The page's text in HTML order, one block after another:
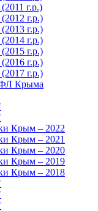
г.р.)
г.р.)
г.р.)
г.р.)
г.р.)
г.р.)
г.р.)
Крыма
Крым – 2022
Крым – 2021
Крым – 2020
Крым – 2019
Крым – 2018